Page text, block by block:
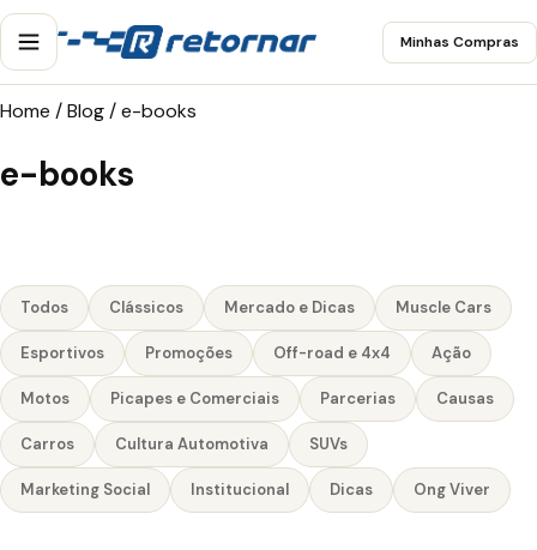
Minhas Compras
Home /Blog/e-books
e-books
Todos Clássicos Mercado e Dicas Muscle Cars
Esportivos Promoções Off-road e 4x4 Ação
Motos Picapes e Comerciais Parcerias Causas
Carros Cultura Automotiva SUVs
Marketing Social Institucional Dicas Ong Viver